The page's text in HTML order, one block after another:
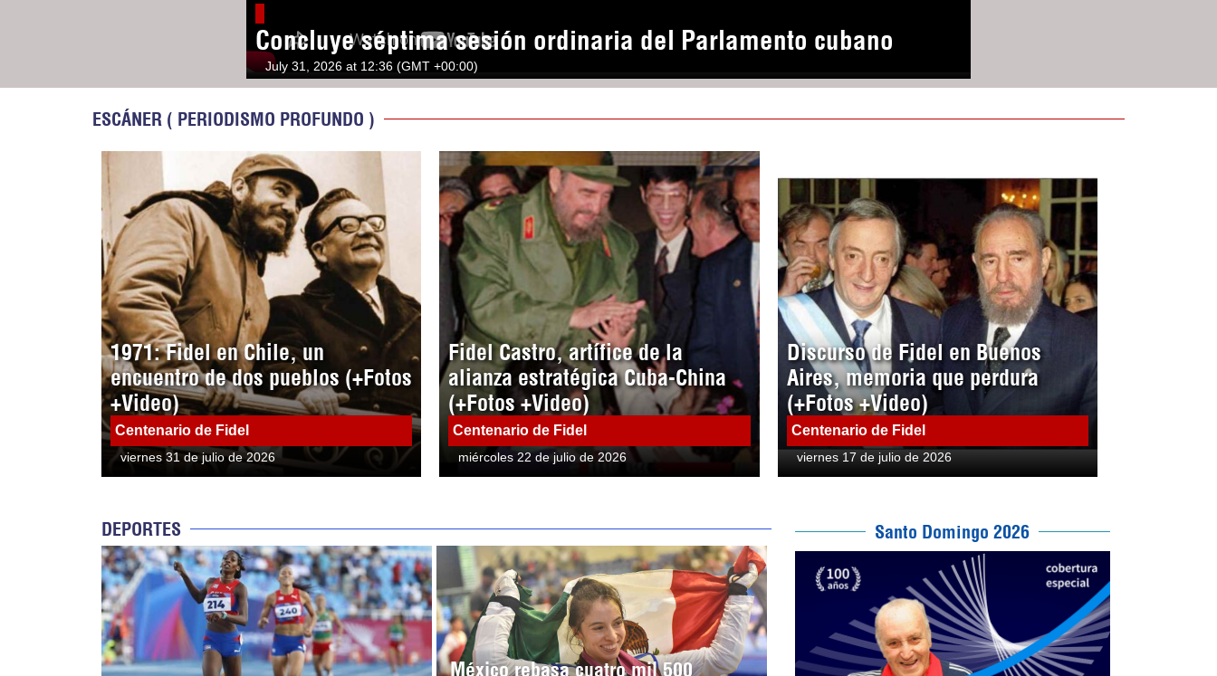
Concluye séptima sesión ordinaria del Parlamento cubano
July 31, 2026 at 12:36 (GMT +00:00)
ESCÁNER ( PERIODISMO PROFUNDO )
1971: Fidel en Chile, un
encuentro de dos pueblos (+Fotos
+Video)
Centenario de Fidel
viernes 31 de julio de 2026
Fidel Castro, artífice de la
alianza estratégica Cuba-China
(+Fotos +Video)
Centenario de Fidel
miércoles 22 de julio de 2026
Discurso de Fidel en Buenos
Aires, memoria que perdura
(+Fotos +Video)
Centenario de Fidel
viernes 17 de julio de 2026
DEPORTES
México rebasa cuatro mil 500
Santo Domingo 2026